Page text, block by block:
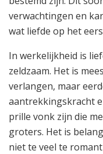
verwachtingen en
wat liefde op het
In werkelijkheid is
zeldzaam. Het is
verlangen, maar
aantrekkingskracht
prille vonk zijn die
groters. Het is
niet te veel te